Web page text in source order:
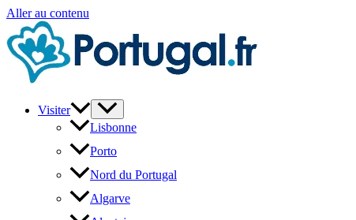
Aller au contenu
Visiter
Lisbonne
Porto
Nord du Portugal
Algarve